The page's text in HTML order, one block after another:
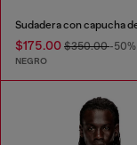
$175.00 $350.00-50%
NEGRO